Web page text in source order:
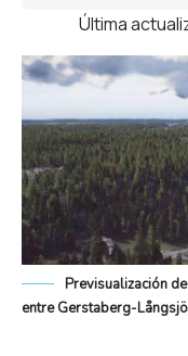
Última
Previsualización
entre Gerstaberg-